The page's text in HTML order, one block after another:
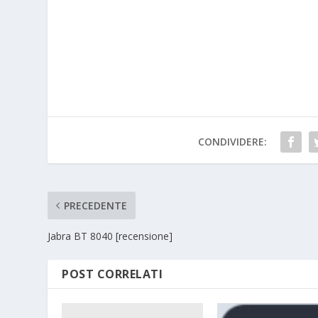
CONDIVIDERE:
PRECEDENTE
Jabra BT 8040 [recensione]
POST CORRELATI